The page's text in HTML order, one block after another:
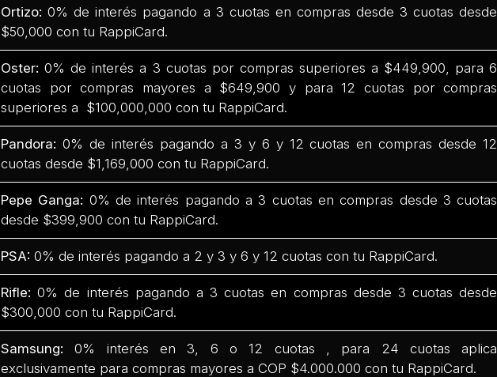
Ortizo:0% de interés pagando a 3 cuotas en compras desde 3 cuotas desde
$50,000 con tu RappiCard.
Oster:0% de interés a 3 cuotas por compras superiores a $449,900, para 6
cuotas por compras mayores a $649,900 y para 12 cuotas por compras
superiores a $100,000,000 con tu RappiCard.
Pandora:0% de interés pagando a 3 y 6 y 12 cuotas en compras desde 12
cuotas desde $1,169,000 con tu RappiCard.
Pepe Ganga: 0% de interés pagando a 3 cuotas en compras desde 3 cuotas
desde $399,900 con tu RappiCard.
PSA: 0% de interés pagando a 2 y 3 y 6 y 12 cuotas con tu RappiCard.
Rifle:0% de interés pagando a 3 cuotas en compras desde 3 cuotas desde
$300,000 con tu RappiCard.
Samsung:0% interés en 3, 6 o 12 cuotas , para 24 cuotas aplica
exclusivamente para compras mayores a COP $4.000.000 con tu RappiCard.